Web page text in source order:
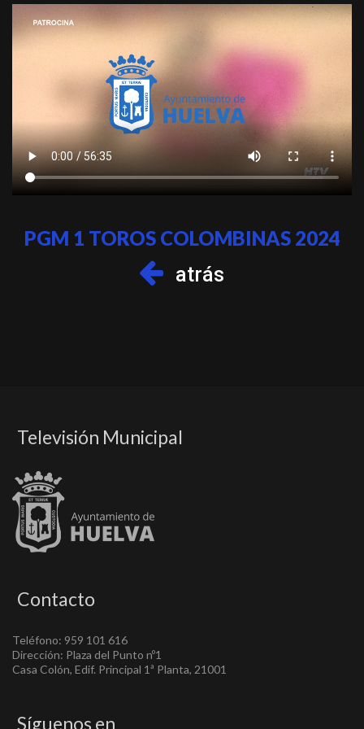
PGM 1 TOROS COLOMBINAS 2024
atrás
Televisión Municipal
Contacto
Teléfono: 959 101 616
Dirección: Plaza del Punto nº1
Casa Colón, Edif. Principal 1ª Planta, 21001
Síguenos en